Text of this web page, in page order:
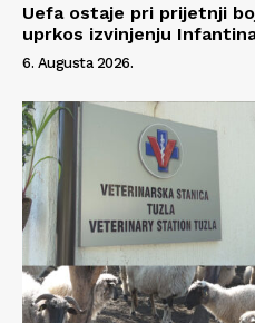
O nama
Kontakt
Impressum
Uefa ostaje pri prijetnji
uprkos izvinjenju
6. Augusta 2026.